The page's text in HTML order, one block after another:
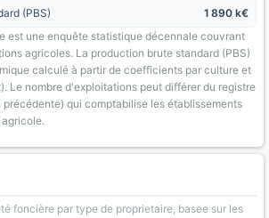
(PBS)
1 890 k€
est une enquête statistique décennale couvrant
agricoles. La production brute standard (PBS)
calculé à partir de coefficients par culture et
Le nombre d'exploitations peut différer du registre
qui comptabilise les établissements
foncière par type de proprietaire, basee sur les